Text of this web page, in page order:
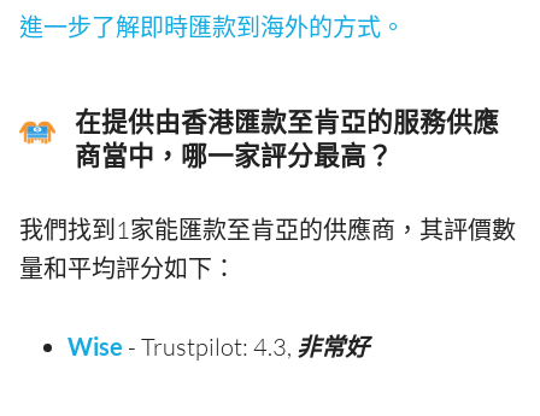
進一步了解即時匯款到海外的方式。
在提供由香港匯款至肯亞的服務供應
商當中，哪一家評分最高？
我們找到1家能匯款至肯亞的供應商，其評價數
量和平均評分如下：
Wise - Trustpilot: 4.3, 非常好